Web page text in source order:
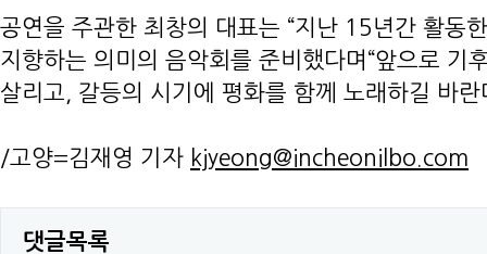
공연을 주관한 최창의 대표는 “지난 15년간 활동
지향하는 의미의 음악회를 준비했다며“앞으로 기
살리고, 갈등의 시기에 평화를 함께 노래하길 바란
/고양=김재영 기자 kjyeong@incheonilbo.com
댓글목록